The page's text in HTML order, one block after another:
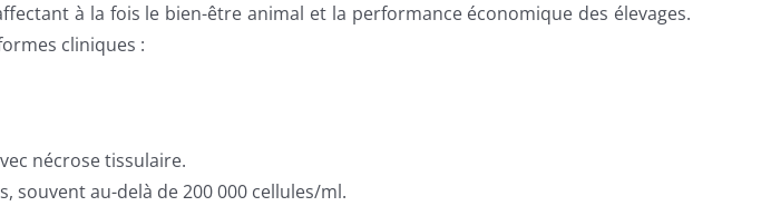
à la fois le bien-être animal et la performance économique des élevages.
cliniques :
nécrose tissulaire.
souvent au-delà de 200 000 cellules/ml.